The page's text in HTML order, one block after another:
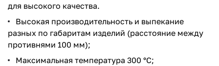
для высокого качества.
Высокая производительность и выпекание
разных по габаритам изделий (расстояние между
противнями 100 мм);
Максимальная температура 300 °C;